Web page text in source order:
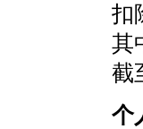
扣
其
截
个